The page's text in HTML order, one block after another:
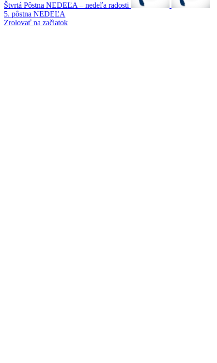
Štvrtá Pôstna NEDEĽA – nedeľa radosti
5. pôstna NEDEĽA
Zrolovať na začiatok